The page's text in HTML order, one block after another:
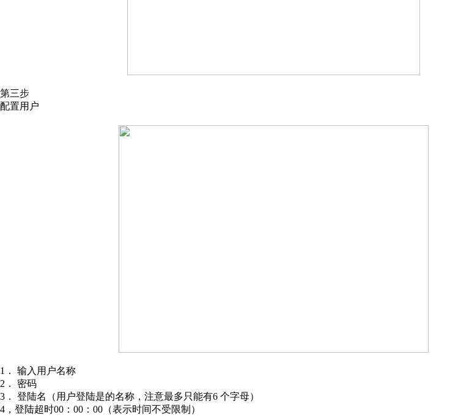
第三步
配置用户
1． 输入用户名称
2． 密码
3． 登陆名（用户登陆是的名称，注意最多只能有6 个字母）
4，登陆超时00：00：00（表示时间不受限制）